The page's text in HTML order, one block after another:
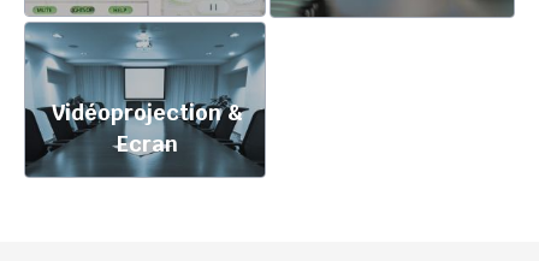
Vidéoprojection &
Ecran